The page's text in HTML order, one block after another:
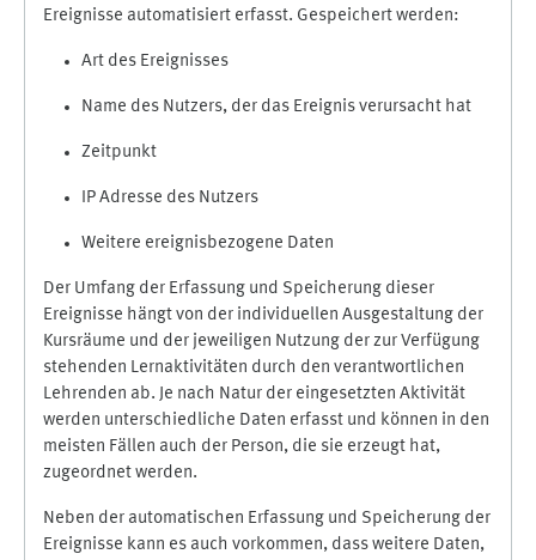
Ereignisse automatisiert erfasst. Gespeichert werden:
Art des Ereignisses
Name des Nutzers, der das Ereignis verursacht hat
Zeitpunkt
IP Adresse des Nutzers
Weitere ereignisbezogene Daten
Der Umfang der Erfassung und Speicherung dieser
Ereignisse hängt von der individuellen Ausgestaltung der
Kursräume und der jeweiligen Nutzung der zur Verfügung
stehenden Lernaktivitäten durch den verantwortlichen
Lehrenden ab. Je nach Natur der eingesetzten Aktivität
werden unterschiedliche Daten erfasst und können in den
meisten Fällen auch der Person, die sie erzeugt hat,
zugeordnet werden.
Neben der automatischen Erfassung und Speicherung der
Ereignisse kann es auch vorkommen, dass weitere Daten,